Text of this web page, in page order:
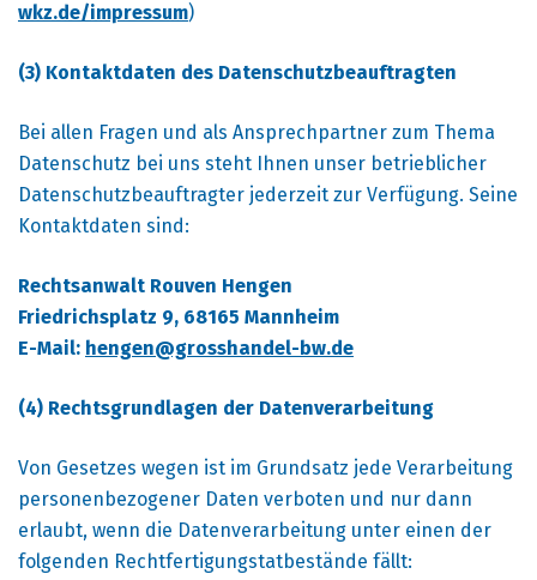
wkz.de/impressum)
(3) Kontaktdaten des Datenschutzbeauftragten
Bei allen Fragen und als Ansprechpartner zum Thema
Datenschutz bei uns steht Ihnen unser betrieblicher
Datenschutzbeauftragter jederzeit zur Verfügung. Seine
Kontaktdaten sind:
Rechtsanwalt Rouven Hengen
Friedrichsplatz 9, 68165 Mannheim
E-Mail: hengen@grosshandel-bw.de
(4) Rechtsgrundlagen der Datenverarbeitung
Von Gesetzes wegen ist im Grundsatz jede Verarbeitung
personenbezogener Daten verboten und nur dann
erlaubt, wenn die Datenverarbeitung unter einen der
folgenden Rechtfertigungstatbestände fällt: